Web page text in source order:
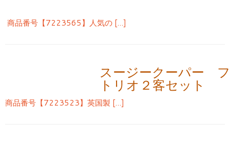
商品番号【7223565】人気の […]
スージークーパー
トリオ２客セット
商品番号【7223523】英国製 […]